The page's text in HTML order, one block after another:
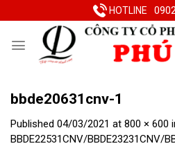
to
HOTLINE
bbde20631cnv-1
Published 04/03/2021 at 800 × 600
BBDE22531CNV/BBDE23231CNV/